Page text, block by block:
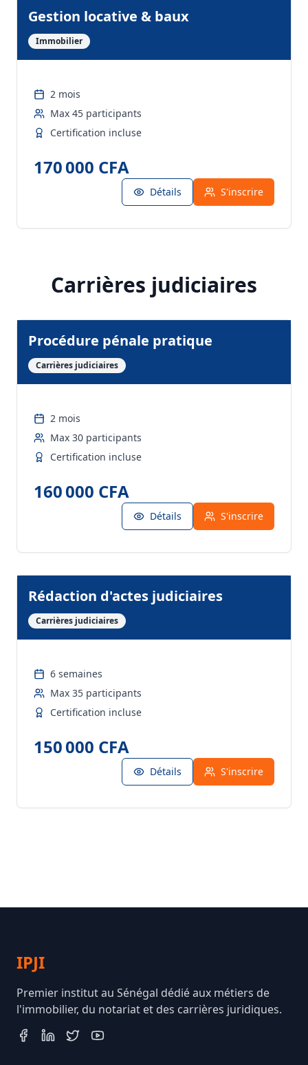
Gestion locative & baux
Immobilier
2 mois
Max 45 participants
Certification incluse
170 000 CFA
Détails S'inscrire
Carrières judiciaires
Procédure pénale pratique
Carrières judiciaires
2 mois
Max 30 participants
Certification incluse
160 000 CFA
Détails S'inscrire
Rédaction d'actes judiciaires
Carrières judiciaires
6 semaines
Max 35 participants
Certification incluse
150 000 CFA
Détails S'inscrire
IPJI
Premier institut au Sénégal dédié aux métiers de
l'immobilier, du notariat et des carrières juridiques.